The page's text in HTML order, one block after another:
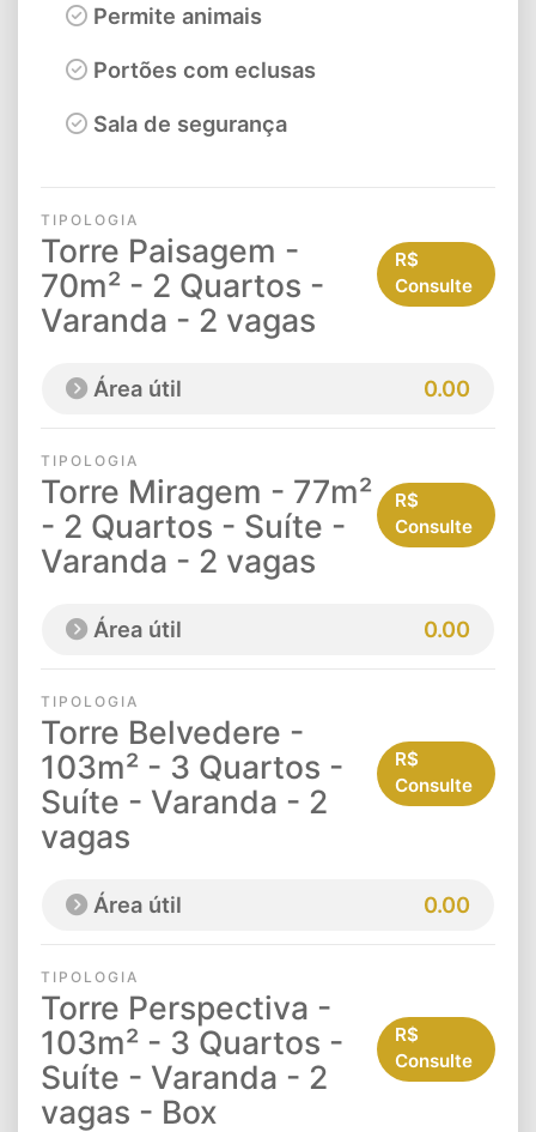
Permite animais
Portões com eclusas
Sala de segurança
TIPOLOGIA
Torre Paisagem -
70m² - 2 Quartos -
Varanda - 2 vagas
R$
Consulte
Área útil 0.00
TIPOLOGIA
Torre Miragem - 77m²
- 2 Quartos - Suíte -
Varanda - 2 vagas
R$
Consulte
Área útil 0.00
TIPOLOGIA
Torre Belvedere -
103m² - 3 Quartos -
Suíte - Varanda - 2
vagas
R$
Consulte
Área útil 0.00
TIPOLOGIA
Torre Perspectiva -
103m² - 3 Quartos -
Suíte - Varanda - 2
vagas - Box
R$
Consulte